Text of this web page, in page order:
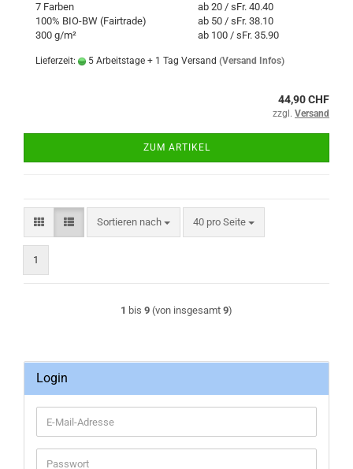
7 Farben
ab 20 / sFr. 40.40
100% BIO-BW (Fairtrade)
ab 50 / sFr. 38.10
300 g/m²
ab 100 / sFr. 35.90
Lieferzeit: 5 Arbeitstage + 1 Tag Versand (Versand Infos)
44,90 CHF
zzgl. Versand
ZUM ARTIKEL
Sortieren nach
Sortieren nach 40 pro Seite
pro Seite
1
1 bis 9 (von insgesamt 9)
Login
E-
Mail-
Adresse
Passwort